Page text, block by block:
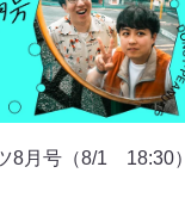
8月号（8/1 18:30）